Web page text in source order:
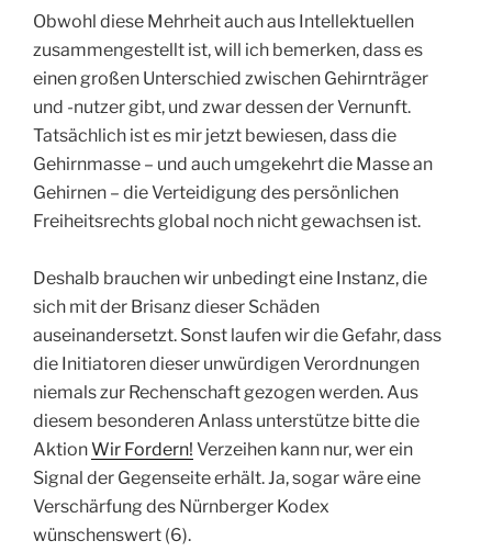
Obwohl diese Mehrheit auch aus Intellektuellen
zusammengestellt ist, will ich bemerken, dass es
einen großen Unterschied zwischen Gehirnträger
und -nutzer gibt, und zwar dessen der Vernunft.
Tatsächlich ist es mir jetzt bewiesen, dass die
Gehirnmasse – und auch umgekehrt die Masse an
Gehirnen – die Verteidigung des persönlichen
Freiheitsrechts global noch nicht gewachsen ist.
Deshalb brauchen wir unbedingt eine Instanz, die
sich mit der Brisanz dieser Schäden
auseinandersetzt. Sonst laufen wir die Gefahr, dass
die Initiatoren dieser unwürdigen Verordnungen
niemals zur Rechenschaft gezogen werden. Aus
diesem besonderen Anlass unterstütze bitte die
AktionWir Fordern! Verzeihen kann nur, wer ein
Signal der Gegenseite erhält. Ja, sogar wäre eine
Verschärfung des Nürnberger Kodex
wünschenswert (6).